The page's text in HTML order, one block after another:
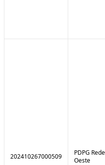
202410267000509
PDPG
Oeste